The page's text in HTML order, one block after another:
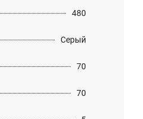
480
Серый
70
70